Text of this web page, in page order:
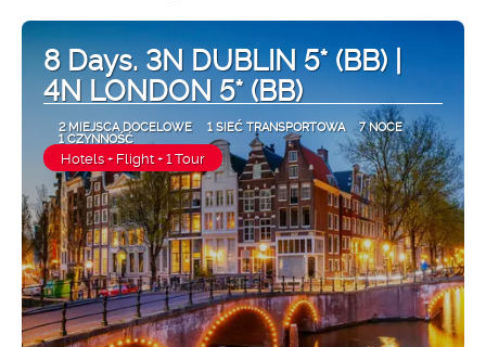
8 Days. 3N DUBLIN 5* (BB) |
4N LONDON 5* (BB)
2 MIEJSCA DOCELOWE 1 SIEĆ TRANSPORTOWA 7 NOCE
1 CZYNNOŚĆ
Hotels + Flight + 1 Tour